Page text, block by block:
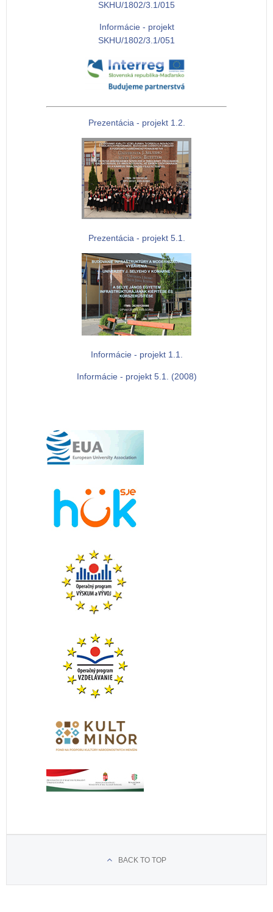
SKHU/1802/3.1/015
Informácie - projekt
SKHU/1802/3.1/051
Prezentácia - projekt 1.2.
Prezentácia - projekt 5.1.
Informácie - projekt 1.1.
Informácie - projekt 5.1. (2008)
BACK TO TOP